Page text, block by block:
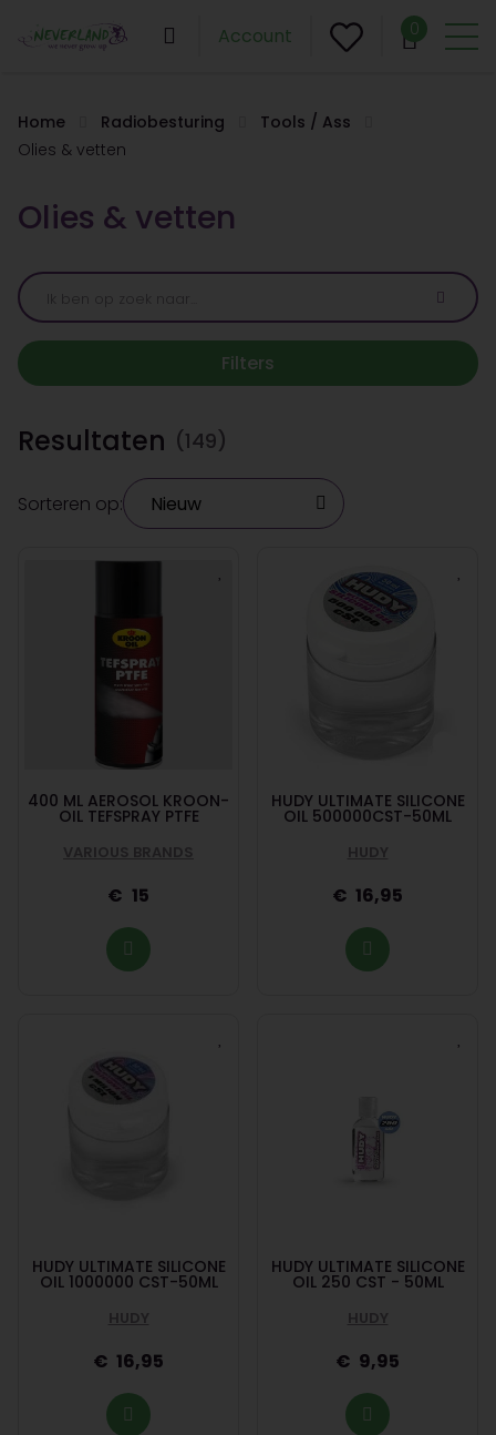
Account 0
Home Radiobesturing
Tools / Ass
Olies & vetten
Olies & vetten
Filters
Resultaten (149)
Sorteren op:
400 ML AEROSOL KROON-
OIL TEFSPRAY PTFE
VARIOUS BRANDS
15
HUDY ULTIMATE SILICONE
OIL 500000CST-50ML
HUDY
16,95
HUDY ULTIMATE SILICONE
OIL 1000000 CST-50ML
HUDY
16,95
HUDY ULTIMATE SILICONE
OIL 250 CST - 50ML
HUDY
9,95